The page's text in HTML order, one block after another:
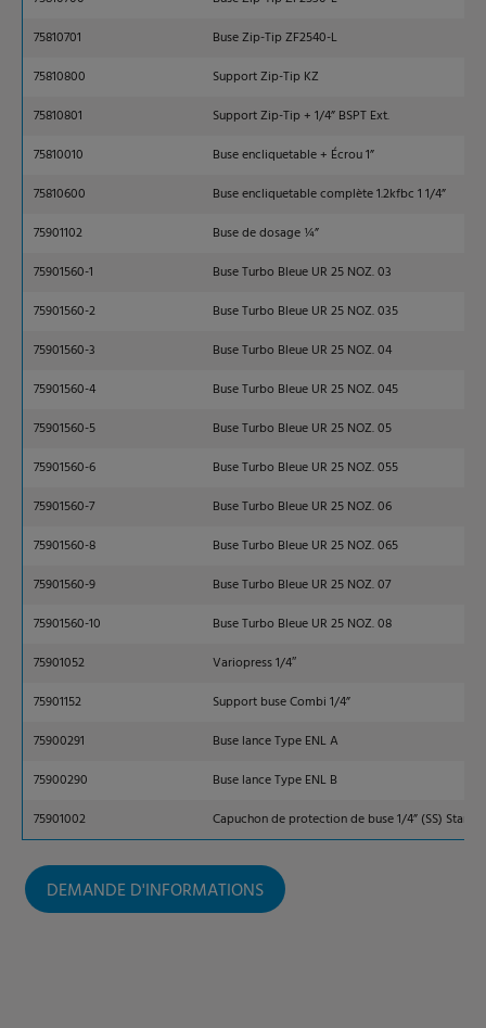
75810701
Buse Zip-Tip ZF2540-L
75810800
Support Zip-Tip KZ
75810801
Support Zip-Tip + 1/4” BSPT Ext.
75810010
Buse encliquetable + Écrou 1”
75810600
Buse encliquetable complète 1.2kfbc 1 1/4”
75901102
Buse de dosage ¼”
75901560-1
Buse Turbo Bleue UR 25 NOZ. 03
75901560-2
Buse Turbo Bleue UR 25 NOZ. 035
75901560-3
Buse Turbo Bleue UR 25 NOZ. 04
75901560-4
Buse Turbo Bleue UR 25 NOZ. 045
75901560-5
Buse Turbo Bleue UR 25 NOZ. 05
75901560-6
Buse Turbo Bleue UR 25 NOZ. 055
75901560-7
Buse Turbo Bleue UR 25 NOZ. 06
75901560-8
Buse Turbo Bleue UR 25 NOZ. 065
75901560-9
Buse Turbo Bleue UR 25 NOZ. 07
75901560-10
Buse Turbo Bleue UR 25 NOZ. 08
75901052
Variopress 1/4″
75901152
Support buse Combi 1/4”
75900291
Buse lance Type ENL A
75900290
Buse lance Type ENL B
75901002
Capuchon de protection de buse 1/4” (SS)
DEMANDE D'INFORMATIONS